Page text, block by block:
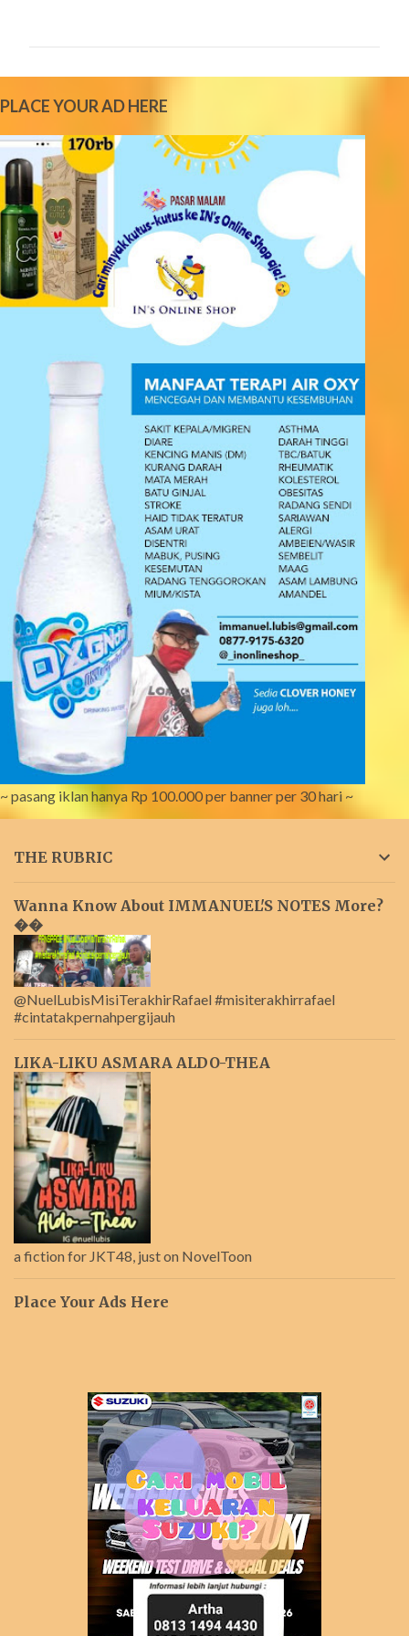
n
t
s
PLACE YOUR AD HERE
~ pasang iklan hanya Rp 100.000 per banner per 30 hari ~
THE RUBRIC
Wanna Know About IMMANUEL'S NOTES More?
��
@NuelLubisMisiTerakhirRafael #misiterakhirrafael
#cintatakpernahpergijauh
LIKA-LIKU ASMARA ALDO-THEA
a fiction for JKT48, just on NovelToon
Place Your Ads Here